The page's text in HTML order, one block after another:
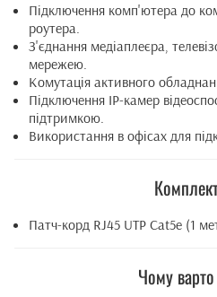
Підключення комп'ютера до
роутера.
З'єднання медіаплеєра,
мережею.
Комутація активного
Підключення IP-камер
підтримкою.
Використання в офісах для
Патч-корд RJ45 UTP Cat5e (1
Чому